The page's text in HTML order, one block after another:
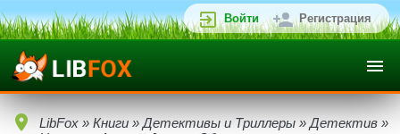
Войти Регистрация
LibFox » Книги » Детективы и Триллеры » Детектив »